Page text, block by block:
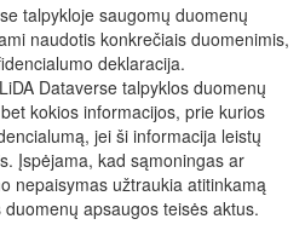
talpykloje saugomų duomenų
naudotis konkrečiais duomenimis,
deklaracija.
Dataverse talpyklos duomenų
kokios informacijos, prie kurios
jei ši informacija leistų
Įspėjama, kad sąmoningas ar
nepaisymas užtraukia atitinkamą
apsaugos teisės aktus.